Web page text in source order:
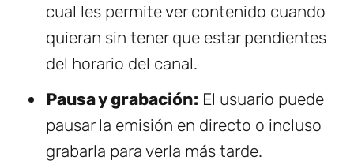
cual les permite ver contenido cuando
quieran sin tener que estar pendientes
del horario del canal.
Pausa y grabación: El usuario puede
pausar la emisión en directo o incluso
grabarla para verla más tarde.